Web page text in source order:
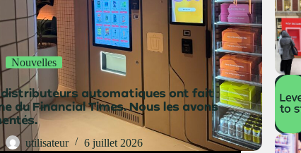
Nouvelles
distributeurs automatiques ont fait
du Financial Times. Nous les avons
utilisateur 6 juillet 2026